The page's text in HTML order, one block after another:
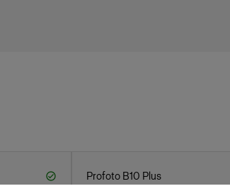
Profoto B10 Plus